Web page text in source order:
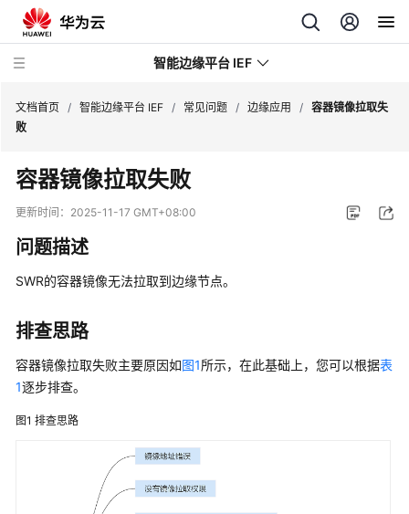
智能边缘平台 IEF
最
新
动
务
告
产
品
绍
文档首页 / 智能边缘平台 IEF / 常见问题 / 边缘应用 / 容器镜像拉取失
败
容器镜像拉取失败
更新时间： 2025-11-17 GMT+08:00
问题描述
SWR的容器镜像无法拉取到边缘节点。
排查思路
容器镜像拉取失败主要原因如图1所示，在此基础上，您可以根据表
1逐步排查。
图1 排查思路